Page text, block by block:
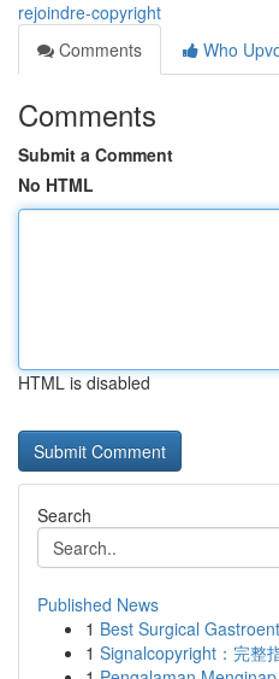
rejoindre-copyright
Comments
Who
Comments
Submit a Comment
No HTML
HTML is disabled
Search
Published News
1 Best Surgical
1 Signalcopyright：完整